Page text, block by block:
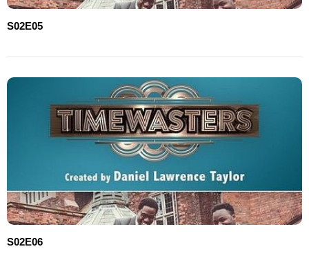
S02E05
S02E06